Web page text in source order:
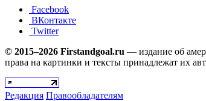
Facebook
ВКонтакте
Twitter
© 2015–2026 Firstandgoal.ru — издание об
права на картинки и тексты принадлежат их
Редакция Правообладателям